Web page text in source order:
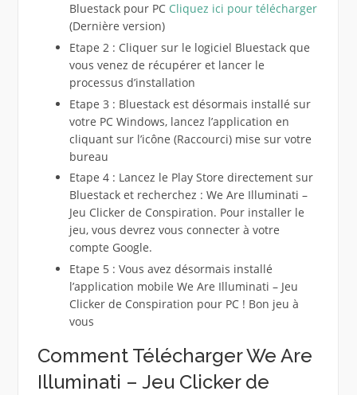
Bluestack pour PC Cliquez ici pour télécharger
(Dernière version)
Etape 2 : Cliquer sur le logiciel Bluestack que
vous venez de récupérer et lancer le
processus d’installation
Etape 3 : Bluestack est désormais installé sur
votre PC Windows, lancez l’application en
cliquant sur l’icône (Raccourci) mise sur votre
bureau
Etape 4 : Lancez le Play Store directement sur
Bluestack et recherchez : We Are Illuminati –
Jeu Clicker de Conspiration. Pour installer le
jeu, vous devrez vous connecter à votre
compte Google.
Etape 5 : Vous avez désormais installé
l’application mobile We Are Illuminati – Jeu
Clicker de Conspiration pour PC ! Bon jeu à
vous
Comment Télécharger We Are
Illuminati – Jeu Clicker de